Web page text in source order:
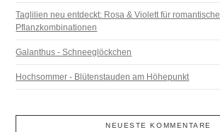
Taglilien neu entdeckt: Rosa & Violett für romantische
Pflanzkombinationen
Galanthus - Schneeglöckchen
Hochsommer - Blütenstauden am Höhepunkt
NEUESTE KOMMENTARE